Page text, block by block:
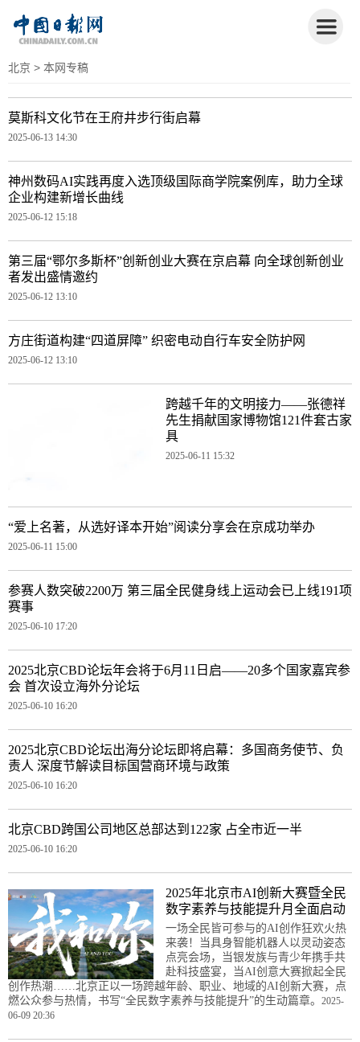
北京 > 本网专稿
莫斯科文化节在王府井步行街启幕
2025-06-13 14:30
​​神州数码AI实践再度入选顶级国际商学院案例库，助力全球
企业构建新增长曲线
2025-06-12 15:18
第三届“鄂尔多斯杯”创新创业大赛在京启幕 向全球创新创业
者发出盛情邀约
2025-06-12 13:10
方庄街道构建“四道屏障” 织密电动自行车安全防护网
2025-06-12 13:10
跨越千年的文明接力——张德祥
先生捐献国家博物馆121件套古家
具
2025-06-11 15:32
“爱上名著，从选好译本开始”阅读分享会在京成功举办
2025-06-11 15:00
参赛人数突破2200万 第三届全民健身线上运动会已上线191项
赛事
2025-06-10 17:20
2025北京CBD论坛年会将于6月11日启——20多个国家嘉宾参
会 首次设立海外分论坛
2025-06-10 16:20
2025北京CBD论坛出海分论坛即将启幕：多国商务使节、负
责人 深度节解读目标国营商环境与政策
2025-06-10 16:20
北京CBD跨国公司地区总部达到122家 占全市近一半
2025-06-10 16:20
2025年北京市AI创新大赛暨全民
数字素养与技能提升月全面启动
‌一场全民皆可参与的AI创作狂欢火热
来袭！当具身智能机器人以灵动姿态
点亮会场，当银发族与青少年携手共
赴科技盛宴，当AI创意大赛掀起全民
创作热潮……北京正以一场跨越年龄、职业、地域的AI创新大赛，点
燃公众参与热情，书写“全民数字素养与技能提升”的生动篇章。 2025-
06-09 20:36